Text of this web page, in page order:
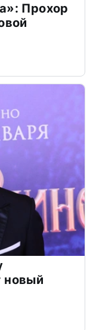
Прохор
новый